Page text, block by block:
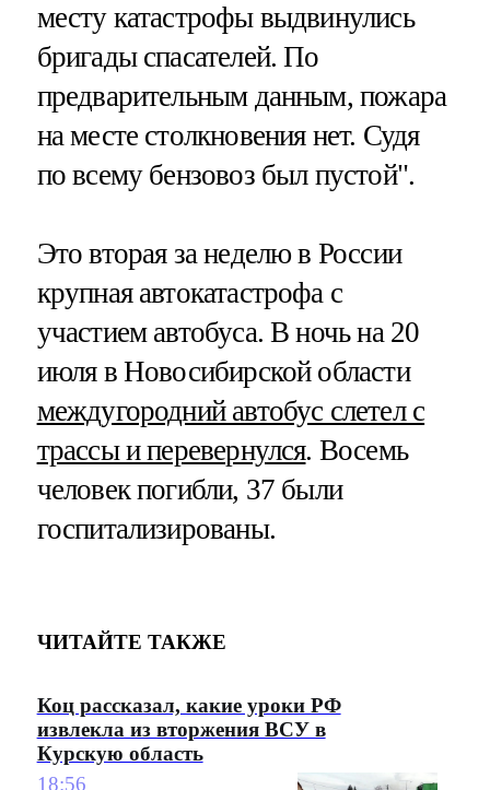
месту катастрофы выдвинулись
бригады спасателей. По
предварительным данным, пожара
на месте столкновения нет. Судя
по всему бензовоз был пустой".
Это вторая за неделю в России
крупная автокатастрофа с
участием автобуса. В ночь на 20
июля в Новосибирской области
междугородний автобус слетел с
трассы и перевернулся. Восемь
человек погибли, 37 были
госпитализированы.
ЧИТАЙТЕ ТАКЖЕ
Коц рассказал, какие уроки РФ
извлекла из вторжения ВСУ в
Курскую область
18:56